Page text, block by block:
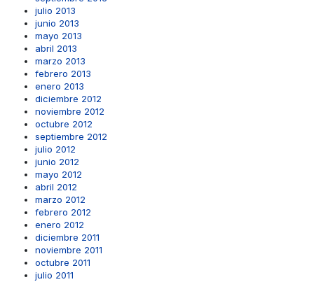
julio 2013
junio 2013
mayo 2013
abril 2013
marzo 2013
febrero 2013
enero 2013
diciembre 2012
noviembre 2012
octubre 2012
septiembre 2012
julio 2012
junio 2012
mayo 2012
abril 2012
marzo 2012
febrero 2012
enero 2012
diciembre 2011
noviembre 2011
octubre 2011
julio 2011